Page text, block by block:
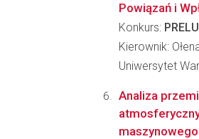
Powiązań i
Konkurs:
Kierownik:
Uniwersytet
Analiza
maszynowego